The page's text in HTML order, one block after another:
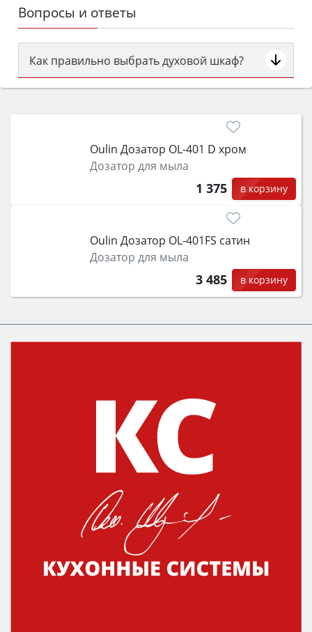
Вопросы и ответы
Как правильно выбрать духовой шкаф?
Сначала определитесь с типом (газовый или
затем смотрите на объём 50–70 л для семьи,
функции (конвекция, гриль, самоочистка,
защита от детей).
Oulin Дозатор OL-401 D хром
Дозатор для мыла
1 375 в корзину
Oulin Дозатор OL-401FS сатин
Дозатор для мыла
3 485 в корзину